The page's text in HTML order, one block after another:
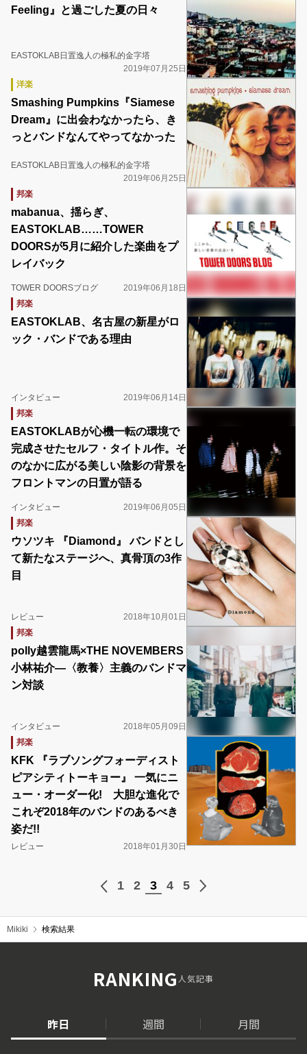
Feeling』と過ごした夏の日々
EASTOKLAB日置逸人の極私的金字塔
2019年07月25日
洋楽
Smashing Pumpkins『Siamese
Dream』に出会わなかったら、き
っとバンドなんてやってなかった
EASTOKLAB日置逸人の極私的金字塔
2019年06月25日
邦楽
mabanua、揺らぎ、
EASTOKLAB……TOWER
DOORSが5月に紹介した楽曲をプ
レイバック
TOWER DOORSブログ
2019年06月18日
邦楽
EASTOKLAB、名古屋の新星がロ
ック・バンドである理由
インタビュー
2019年06月14日
邦楽
EASTOKLABが心機一転の環境で
完成させたセルフ・タイトル作。そ
のなかに広がる美しい陰影の背景を
フロントマンの日置が語る
インタビュー
2019年06月05日
邦楽
ウソツキ 『Diamond』 バンドとし
て新たなステージへ、真骨頂の3作
目
レビュー
2018年10月01日
邦楽
polly越雲龍馬×THE NOVEMBERS
小林祐介―〈教養〉主義のバンドマ
ン対談
インタビュー
2018年05月09日
邦楽
KFK 『ラブソングフォーディスト
ピアシティトーキョー』 一気にニ
ュー・オーダー化! 大胆な進化で
これぞ2018年のバンドのあるべき
姿だ!!
レビュー 2018年01月30日
1 2 3 4 5
Mikiki 検索結果
RANKING人気記事
昨日 週間 月間